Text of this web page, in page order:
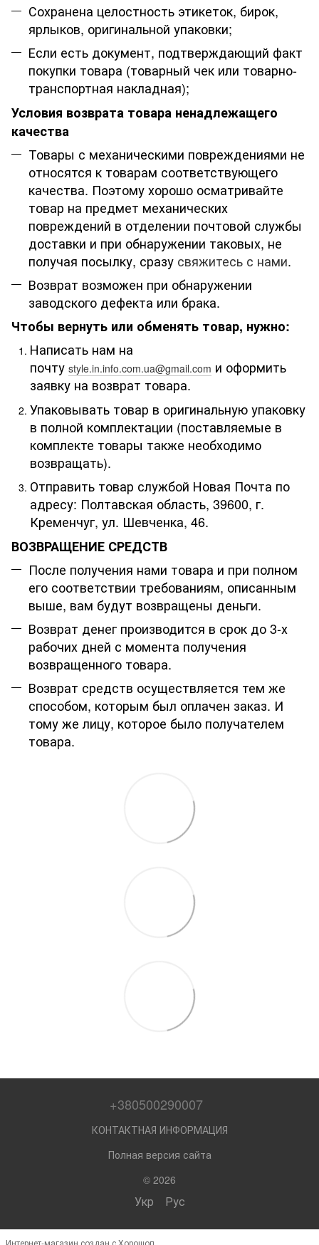
Сохранена целостность этикеток, бирок,
ярлыков, оригинальной упаковки;
Если есть документ, подтверждающий факт
покупки товара (товарный чек или товарно-
транспортная накладная);
Условия возврата товара ненадлежащего
качества
Товары с механическими повреждениями не
относятся к товарам соответствующего
качества. Поэтому хорошо осматривайте
товар на предмет механических
повреждений в отделении почтовой службы
доставки и при обнаружении таковых, не
получая посылку, сразу свяжитесь с нами.
Возврат возможен при обнаружении
заводского дефекта или брака.
Чтобы вернуть или обменять товар, нужно:
Написать нам на
почту style.in.info.com.ua@gmail.com и оформить
заявку на возврат товара.
Упаковывать товар в оригинальную упаковку
в полной комплектации (поставляемые в
комплекте товары также необходимо
возвращать).
Отправить товар службой Новая Почта по
адресу: Полтавская область, 39600, г.
Кременчуг, ул. Шевченка, 46.
ВОЗВРАЩЕНИЕ СРЕДСТВ
После получения нами товара и при полном
его соответствии требованиям, описанным
выше, вам будут возвращены деньги.
Возврат денег производится в срок до 3-х
рабочих дней с момента получения
возвращенного товара.
Возврат средств осуществляется тем же
способом, которым был оплачен заказ. И
тому же лицу, которое было получателем
товара.
+380500290007
КОНТАКТНАЯ ИНФОРМАЦИЯ
Полная версия сайта
© 2026
Укр Рус
Интернет-магазин создан с Хорошоп